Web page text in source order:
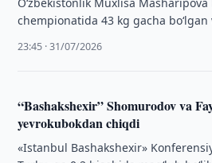
chempionatida 43 kg gacha
23:45 · 31/07/2026
“Bashakshexir” Shomurodov va
yevrokubokdan chiqdi
«Istanbul Bashakshexir»